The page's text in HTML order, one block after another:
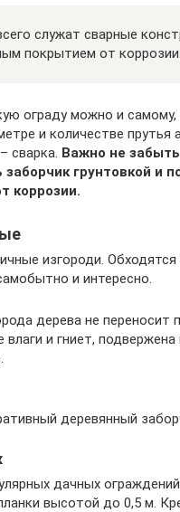
служат сварные
покрытием от коррозии.
ограду можно и самому,
и количестве прутья
сварка. Важно не
заборчик грунтовкой и
коррозии.
изгороди.
и интересно.
дерева не переносит
влаги и гниет, подвержена
деревянный
дачных
высотой до 0,5 м.